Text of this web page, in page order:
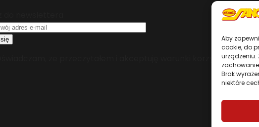
Aby
cookie, do
urządzeniu.
Brak
niektóre
Oświadczam, że przeczytałem i akceptuję warunki korzystania z